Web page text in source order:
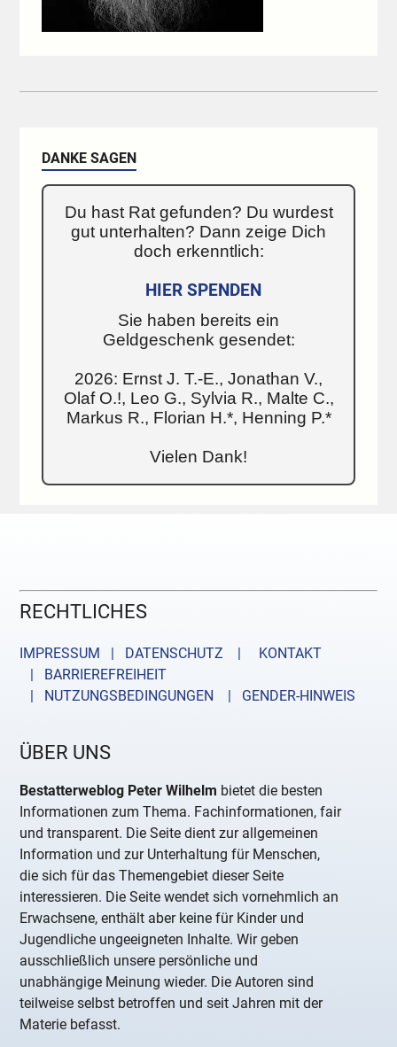
DANKE SAGEN
Du hast Rat gefunden? Du wurdest
gut unterhalten? Dann zeige Dich
doch erkenntlich:
HIER SPENDEN
Sie haben bereits ein
Geldgeschenk gesendet:
2026: Ernst J. T.-E., Jonathan V.,
Olaf O.!, Leo G., Sylvia R., Malte C.,
Markus R., Florian H.*, Henning P.*
Vielen Dank!
RECHTLICHES
IMPRESSUM | DATENSCHUTZ |
KONTAKT
| BARRIEREFREIHEIT
| NUTZUNGSBEDINGUNGEN
| GENDER-HINWEIS
ÜBER UNS
Bestatterweblog Peter Wilhelm bietet die besten
Informationen zum Thema. Fachinformationen, fair
und transparent. Die Seite dient zur allgemeinen
Information und zur Unterhaltung für Menschen,
die sich für das Themengebiet dieser Seite
interessieren. Die Seite wendet sich vornehmlich an
Erwachsene, enthält aber keine für Kinder und
Jugendliche ungeeigneten Inhalte. Wir geben
ausschließlich unsere persönliche und
unabhängige Meinung wieder. Die Autoren sind
teilweise selbst betroffen und seit Jahren mit der
Materie befasst.